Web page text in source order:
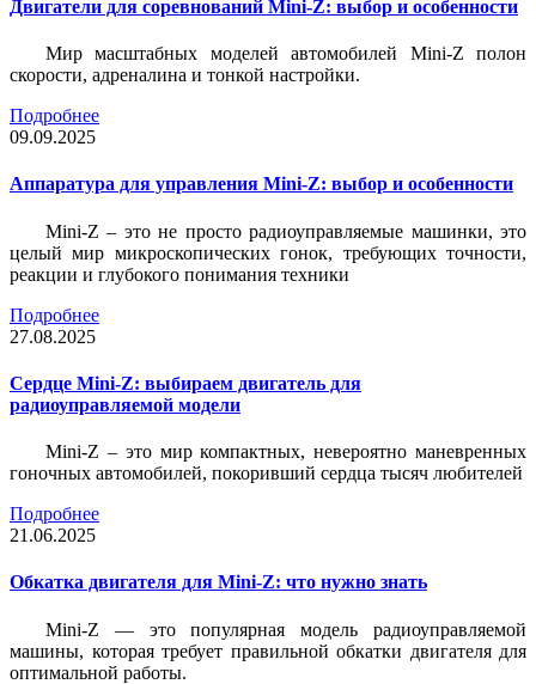
Двигатели для соревнований Mini-Z: выбор и особенности
Мир масштабных моделей автомобилей Mini-Z полон
скорости, адреналина и тонкой настройки.
Подробнее
09.09.2025
Аппаратура для управления Mini-Z: выбор и особенности
Mini-Z – это не просто радиоуправляемые машинки, это
целый мир микроскопических гонок, требующих точности,
реакции и глубокого понимания техники
Подробнее
27.08.2025
Сердце Mini-Z: выбираем двигатель для
радиоуправляемой модели
Mini-Z – это мир компактных, невероятно маневренных
гоночных автомобилей, покоривший сердца тысяч любителей
Подробнее
21.06.2025
Обкатка двигателя для Mini-Z: что нужно знать
Mini-Z — это популярная модель радиоуправляемой
машины, которая требует правильной обкатки двигателя для
оптимальной работы.